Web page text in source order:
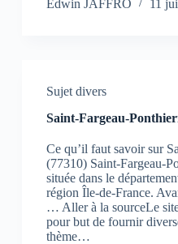
Edwin JAFFRO 11
Sujet divers
Saint-Fargeau-
Ce qu’il faut savoir sur
(77310) Saint-Fargeau-
située dans le
région Île-de-France.
… Aller à la sourceLe
pour but de fournir
thème…